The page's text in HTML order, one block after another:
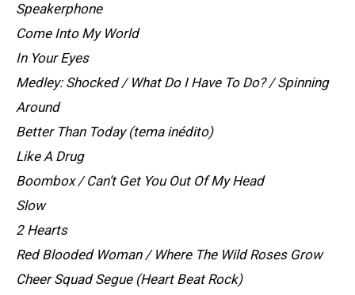
Speakerphone
Come Into My World
In Your Eyes
Medley: Shocked / What Do I Have To Do? / Spinning
Around
Better Than Today (tema inédito)
Like A Drug
Boombox / Can’t Get You Out Of My Head
Slow
2 Hearts
Red Blooded Woman / Where The Wild Roses Grow
Cheer Squad Segue (Heart Beat Rock)